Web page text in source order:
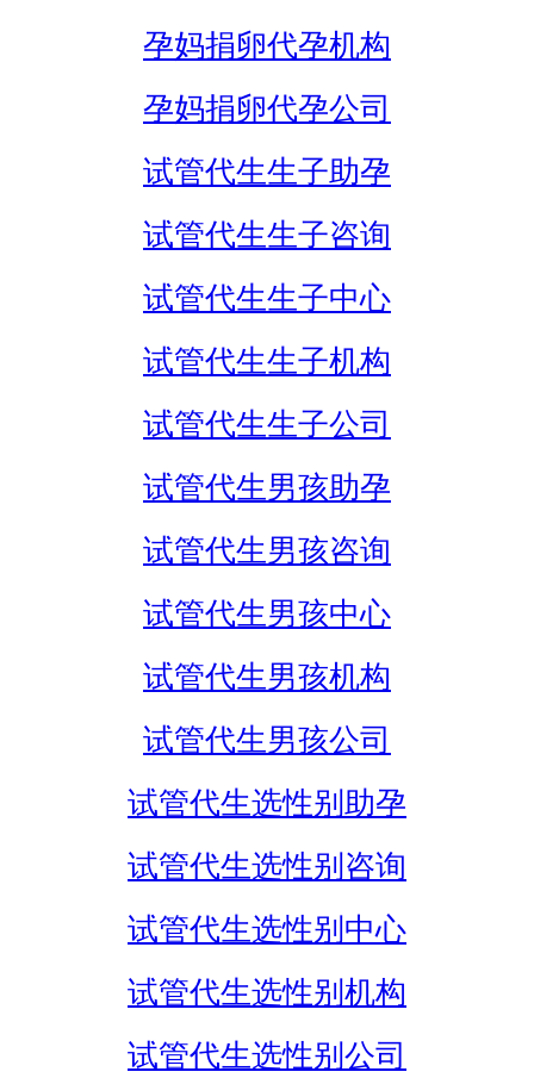
孕妈捐卵代孕机构
孕妈捐卵代孕公司
试管代生生子助孕
试管代生生子咨询
试管代生生子中心
试管代生生子机构
试管代生生子公司
试管代生男孩助孕
试管代生男孩咨询
试管代生男孩中心
试管代生男孩机构
试管代生男孩公司
试管代生选性别助孕
试管代生选性别咨询
试管代生选性别中心
试管代生选性别机构
试管代生选性别公司